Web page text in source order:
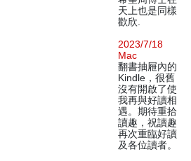
天上也是同樣
歡欣.
2023/7/18
Mac
翻書抽屜內的
Kindle，很舊
沒有開啟了使
我再與好讀相
遇。期待重拾
讀趣，祝讀趣
再次重臨好讀
及各位讀者。